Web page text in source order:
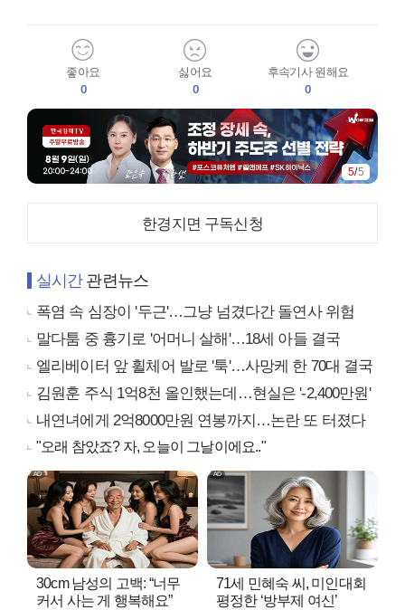
좋아요
0
싫어요
0
후속기사 원해요
0
5/5
한경지면 구독신청
실시간관련뉴스
폭염 속 심장이 '두근'…그냥 넘겼다간 돌연사 위험
말다툼 중 흉기로 '어머니 살해'…18세 아들 결국
엘리베이터 앞 휠체어 발로 '툭'…사망케 한 70대 결국
김원훈 주식 1억8천 올인했는데…현실은 '-2,400만원'
내연녀에게 2억8000만원 연봉까지…논란 또 터졌다
"오래 참았죠? 자, 오늘이 그날이에요.."
30cm 남성의 고백: “너무
커서 사는 게 행복해요”
71세 민혜숙 씨, 미인대회
평정한 ‘방부제 여신’